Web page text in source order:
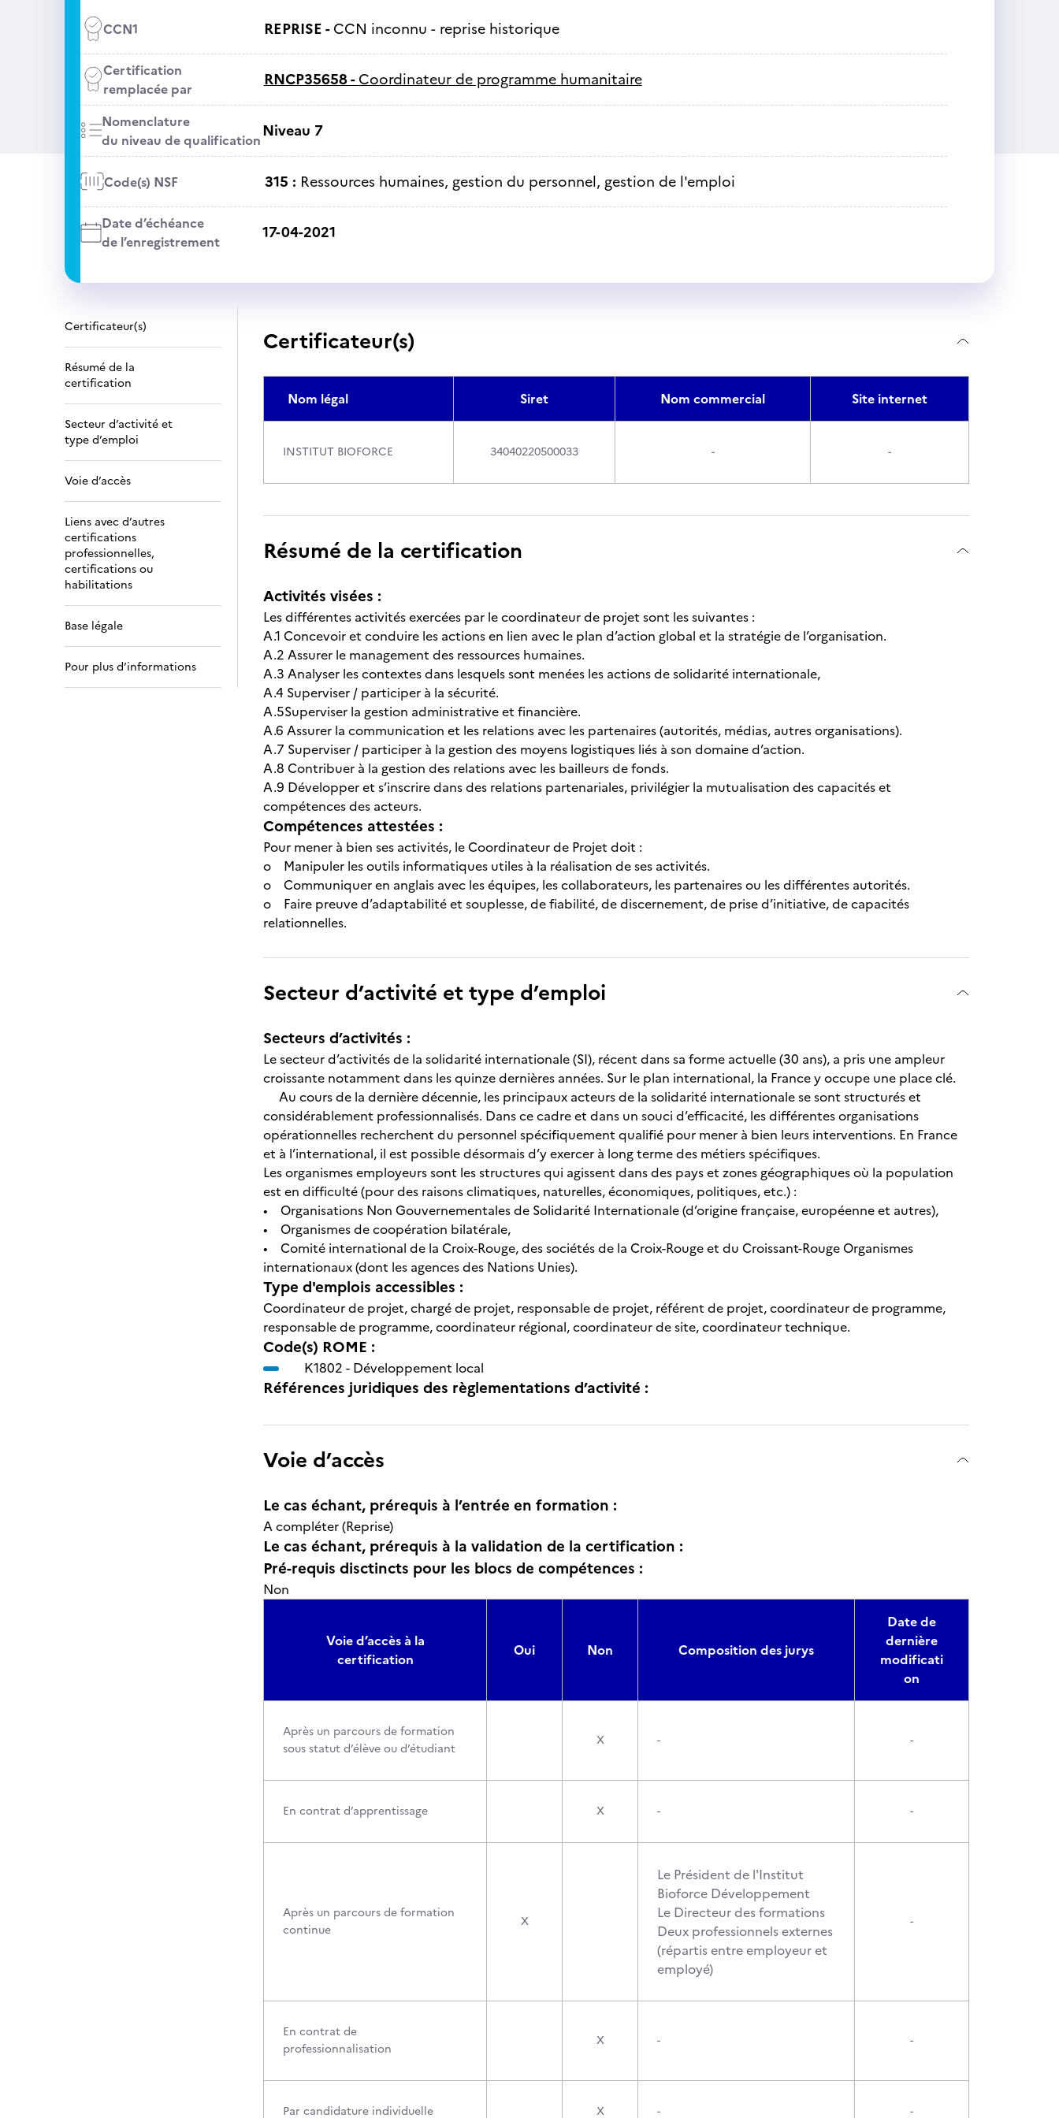
CCN1 REPRISE -CCN inconnu - reprise historique
Certification
remplacée par
RNCP35658 -Coordinateur de programme humanitaire
Nomenclature
du niveau de qualificationNiveau 7
Code(s) NSF 315 : Ressources humaines, gestion du personnel, gestion de l'emploi
Date d’échéance
de l’enregistrement
17-04-2021
Certificateur(s)
Résumé de la
certification
Secteur d’activité et
type d’emploi
Voie d’accès
Liens avec d’autres
certifications
professionnelles,
certifications ou
habilitations
Base légale
Pour plus d’informations
Certificateur(s)
Nom légal Siret Nom commercial Site internet
INSTITUT BIOFORCE 34040220500033 - -
Résumé de la certification
Activités visées :
Les différentes activités exercées par le coordinateur de projet sont les suivantes :
A.1 Concevoir et conduire les actions en lien avec le plan d’action global et la stratégie de l’organisation.
A.2 Assurer le management des ressources humaines.
A.3 Analyser les contextes dans lesquels sont menées les actions de solidarité internationale,
A.4 Superviser / participer à la sécurité.
A.5Superviser la gestion administrative et financière.
A.6 Assurer la communication et les relations avec les partenaires (autorités, médias, autres organisations).
A.7 Superviser / participer à la gestion des moyens logistiques liés à son domaine d’action.
A.8 Contribuer à la gestion des relations avec les bailleurs de fonds.
A.9 Développer et s’inscrire dans des relations partenariales, privilégier la mutualisation des capacités et
compétences des acteurs.
Compétences attestées :
Pour mener à bien ses activités, le Coordinateur de Projet doit :
o Manipuler les outils informatiques utiles à la réalisation de ses activités.
o Communiquer en anglais avec les équipes, les collaborateurs, les partenaires ou les différentes autorités.
o Faire preuve d’adaptabilité et souplesse, de fiabilité, de discernement, de prise d’initiative, de capacités
relationnelles.
Secteur d’activité et type d’emploi
Secteurs d’activités :
Le secteur d’activités de la solidarité internationale (SI), récent dans sa forme actuelle (30 ans), a pris une ampleur
croissante notamment dans les quinze dernières années. Sur le plan international, la France y occupe une place clé.
Au cours de la dernière décennie, les principaux acteurs de la solidarité internationale se sont structurés et
considérablement professionnalisés. Dans ce cadre et dans un souci d’efficacité, les différentes organisations
opérationnelles recherchent du personnel spécifiquement qualifié pour mener à bien leurs interventions. En France
et à l’international, il est possible désormais d’y exercer à long terme des métiers spécifiques.
Les organismes employeurs sont les structures qui agissent dans des pays et zones géographiques où la population
est en difficulté (pour des raisons climatiques, naturelles, économiques, politiques, etc.) :
• Organisations Non Gouvernementales de Solidarité Internationale (d’origine française, européenne et autres),
• Organismes de coopération bilatérale,
• Comité international de la Croix-Rouge, des sociétés de la Croix-Rouge et du Croissant-Rouge Organismes
internationaux (dont les agences des Nations Unies).
Type d'emplois accessibles :
Coordinateur de projet, chargé de projet, responsable de projet, référent de projet, coordinateur de programme,
responsable de programme, coordinateur régional, coordinateur de site, coordinateur technique.
Code(s) ROME :
K1802 - Développement local
Références juridiques des règlementations d’activité :
Voie d’accès
Le cas échant, prérequis à l’entrée en formation :
A compléter (Reprise)
Le cas échant, prérequis à la validation de la certification :
Pré-requis disctincts pour les blocs de compétences :
Non
Voie d’accès à la
certification
Oui Non Composition des jurys
Date de
dernière
modificati
on
Après un parcours de formation
sous statut d’élève ou d’étudiant
X - -
En contrat d’apprentissage X - -
Après un parcours de formation
continue
X
Le Président de l'Institut
Bioforce Développement
Le Directeur des formations
Deux professionnels externes
(répartis entre employeur et
employé)
-
En contrat de
professionnalisation
X - -
Par candidature individuelle X - -